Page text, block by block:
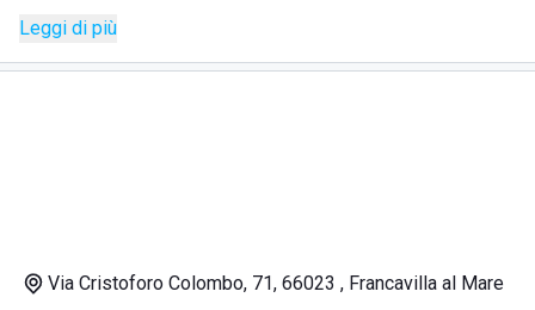
mentre le acque sono nitide e i fondali bassi, ideali per gli
amanti delle immersioni, dellosnorkelinge delle attività
necessari per garantire agli ospiti di trascorrere una
Leggi di più
Via Cristoforo Colombo, 71, 66023 , Francavilla al Mare